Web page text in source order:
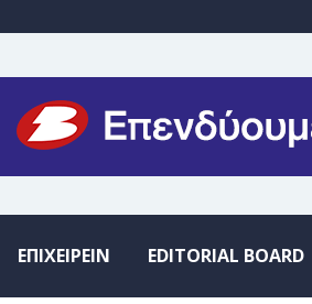
ΕΠΙΧΕΙΡΕΙΝ EDITORIAL BOARD